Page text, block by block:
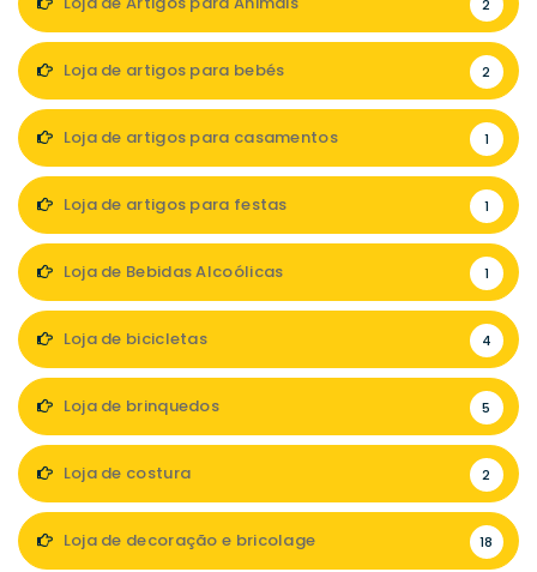
2
Loja de artigos para bebés 2
Loja de artigos para casamentos 1
Loja de artigos para festas 1
Loja de Bebidas Alcoólicas 1
Loja de bicicletas 4
Loja de brinquedos 5
Loja de costura 2
Loja de decoração e bricolage 18